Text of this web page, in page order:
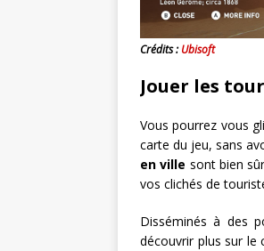
Crédits :Ubisoft
Jouer les
Vous pourrez vous
carte du jeu, sans
en ville sont bien
vos clichés de
Disséminés à des
découvrir plus sur